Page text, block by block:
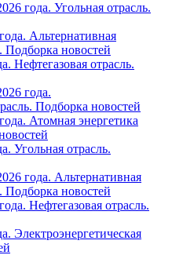
года. Угольная отрасль.
Альтернативная
Подборка новостей
Нефтегазовая отрасль.
года.
Подборка новостей
Атомная энергетика
Угольная отрасль.
года. Альтернативная
Подборка новостей
Нефтегазовая отрасль.
Электроэнергетическая